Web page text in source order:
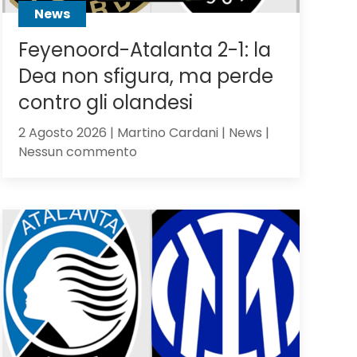
News
Feyenoord-Atalanta 2-1: la
Dea non sfigura, ma perde
contro gli olandesi
2 Agosto 2026 | Martino Cardani | News |
Nessun commentosu
2-
Dea
non
sfigura,
ma
perde